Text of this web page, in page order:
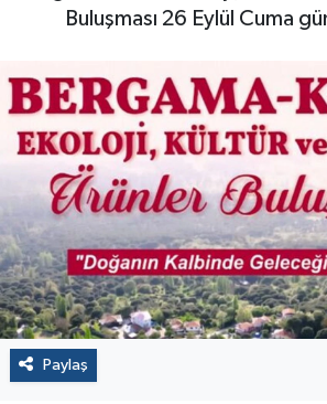
Buluşması 26 Eylül Cuma
Paylaş
Son Dakika Haberleri
Haber Arşivi